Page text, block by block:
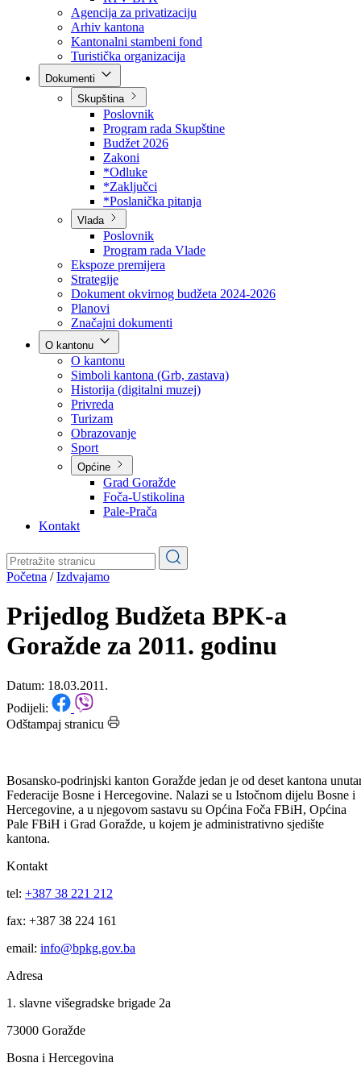
Javna preduzeća
BPK šume
RTV BPK
Agencija za privatizaciju
Arhiv kantona
Kantonalni stambeni fond
Turistička organizacija
Skupština
Poslovnik
Program rada Skupštine
Budžet 2026
Zakoni
*Odluke
*Zaključci
*Poslanička pitanja
Vlada
Poslovnik
Program rada Vlade
Ekspoze premijera
Strategije
Dokument okvirnog budžeta 2024-2026
Planovi
Značajni dokumenti
O kantonu
O kantonu
Simboli kantona (Grb, zastava)
Historija (digitalni muzej)
Privreda
Turizam
Obrazovanje
Općine
Pale-Prača
Kontakt
Početna /Izdvajamo
Prijedlog Budžeta BPK-a
Goražde za 2011. godinu
Datum: 18.03.2011.